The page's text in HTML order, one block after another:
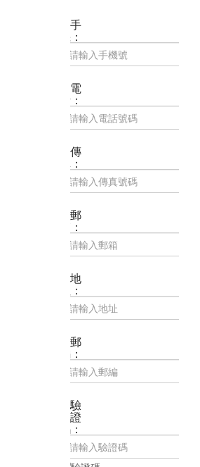
手
機：
電
話：
傳
真：
郵
箱：
地
址：
郵
編：
驗
證
碼：